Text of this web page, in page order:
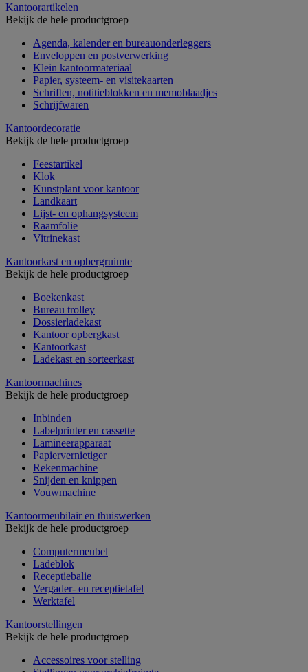
Kantoorartikelen
Bekijk de hele productgroep
Agenda, kalender en bureauonderleggers
Enveloppen en postverwerking
Klein kantoormateriaal
Papier, systeem- en visitekaarten
Schriften, notitieblokken en memoblaadjes
Schrijfwaren
Kantoordecoratie
Bekijk de hele productgroep
Feestartikel
Klok
Kunstplant voor kantoor
Landkaart
Lijst- en ophangsysteem
Raamfolie
Vitrinekast
Kantoorkast en opbergruimte
Bekijk de hele productgroep
Boekenkast
Bureau trolley
Dossierladekast
Kantoor opbergkast
Kantoorkast
Ladekast en sorteerkast
Kantoormachines
Bekijk de hele productgroep
Inbinden
Labelprinter en cassette
Lamineerapparaat
Papiervernietiger
Rekenmachine
Snijden en knippen
Vouwmachine
Kantoormeubilair en thuiswerken
Bekijk de hele productgroep
Computermeubel
Ladeblok
Receptiebalie
Vergader- en receptietafel
Werktafel
Kantoorstellingen
Bekijk de hele productgroep
Accessoires voor stelling